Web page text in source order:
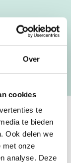
Over
cookies
te
te bieden
Ook delen we
met onze
analyse. Deze
EN
NAAM